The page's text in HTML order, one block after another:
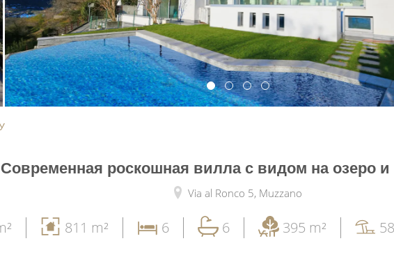
Современная роскошная вилла с видом на озеро
Via al Ronco 5, Muzzano
811 m² 6 6 395 m²